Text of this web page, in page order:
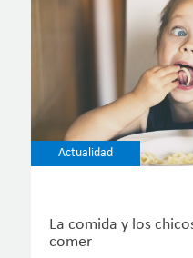
Actualidad
La comida y los
comer